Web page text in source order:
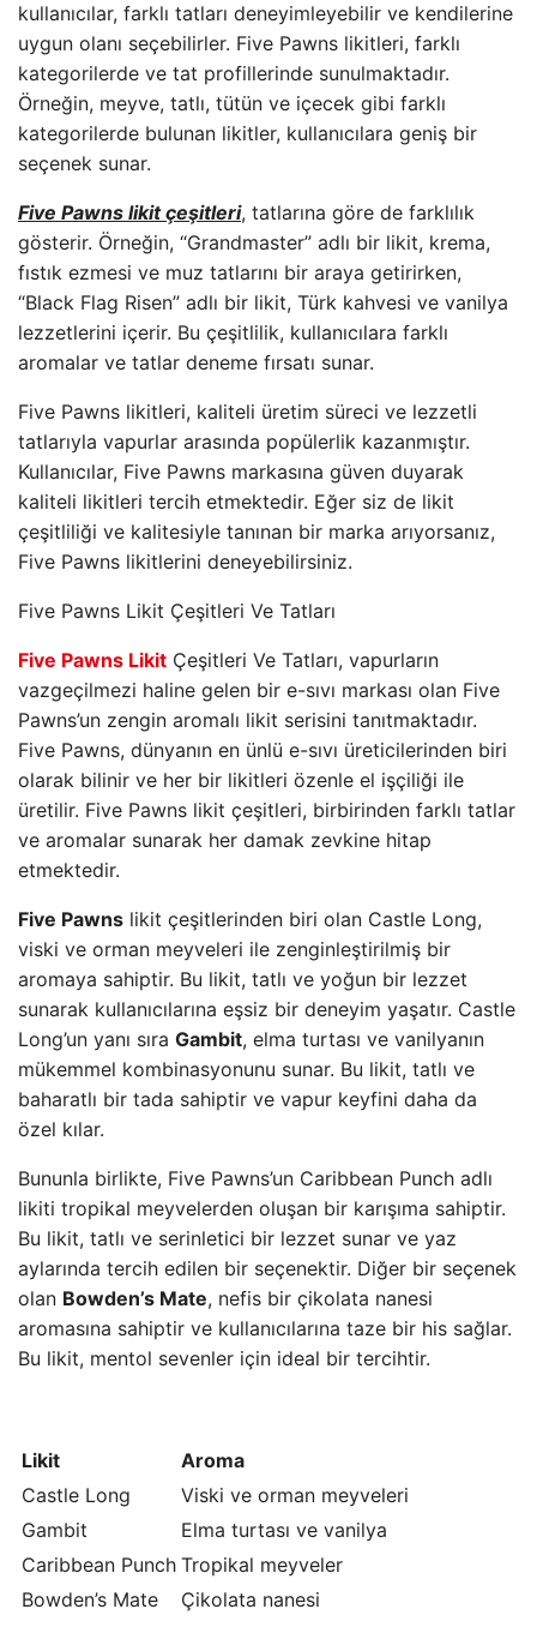
kullanıcılar, farklı tatları deneyimleyebilir ve kendilerine
uygun olanı seçebilirler. Five Pawns likitleri, farklı
kategorilerde ve tat profillerinde sunulmaktadır.
Örneğin, meyve, tatlı, tütün ve içecek gibi farklı
kategorilerde bulunan likitler, kullanıcılara geniş bir
seçenek sunar.
Five Pawns likit çeşitleri, tatlarına göre de farklılık
gösterir. Örneğin, “Grandmaster” adlı bir likit, krema,
fıstık ezmesi ve muz tatlarını bir araya getirirken,
“Black Flag Risen” adlı bir likit, Türk kahvesi ve vanilya
lezzetlerini içerir. Bu çeşitlilik, kullanıcılara farklı
aromalar ve tatlar deneme fırsatı sunar.
Five Pawns likitleri, kaliteli üretim süreci ve lezzetli
tatlarıyla vapurlar arasında popülerlik kazanmıştır.
Kullanıcılar, Five Pawns markasına güven duyarak
kaliteli likitleri tercih etmektedir. Eğer siz de likit
çeşitliliği ve kalitesiyle tanınan bir marka arıyorsanız,
Five Pawns likitlerini deneyebilirsiniz.
Five Pawns Likit Çeşitleri Ve Tatları
Five Pawns Likit Çeşitleri Ve Tatları, vapurların
vazgeçilmezi haline gelen bir e-sıvı markası olan Five
Pawns’un zengin aromalı likit serisini tanıtmaktadır.
Five Pawns, dünyanın en ünlü e-sıvı üreticilerinden biri
olarak bilinir ve her bir likitleri özenle el işçiliği ile
üretilir. Five Pawns likit çeşitleri, birbirinden farklı tatlar
ve aromalar sunarak her damak zevkine hitap
etmektedir.
Five Pawns likit çeşitlerinden biri olan Castle Long,
viski ve orman meyveleri ile zenginleştirilmiş bir
aromaya sahiptir. Bu likit, tatlı ve yoğun bir lezzet
sunarak kullanıcılarına eşsiz bir deneyim yaşatır. Castle
Long’un yanı sıra Gambit, elma turtası ve vanilyanın
mükemmel kombinasyonunu sunar. Bu likit, tatlı ve
baharatlı bir tada sahiptir ve vapur keyfini daha da
özel kılar.
Bununla birlikte, Five Pawns’un Caribbean Punch adlı
likiti tropikal meyvelerden oluşan bir karışıma sahiptir.
Bu likit, tatlı ve serinletici bir lezzet sunar ve yaz
aylarında tercih edilen bir seçenektir. Diğer bir seçenek
olan Bowden’s Mate, nefis bir çikolata nanesi
aromasına sahiptir ve kullanıcılarına taze bir his sağlar.
Bu likit, mentol sevenler için ideal bir tercihtir.
Likit
Aroma
Castle Long
Viski ve orman meyveleri
Gambit
Elma turtası ve vanilya
Caribbean Punch Tropikal meyveler
Bowden’s Mate
Çikolata nanesi